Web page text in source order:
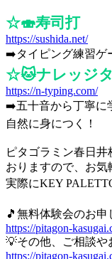
☆🍣寿司打
https://sushida.net/
➡️タイピング練習ゲ
☆🐱ナレッジ
https://n-typing.com/
➡️五十音から丁寧に
自然に身につく
ピタゴラミン春日井
おりますので、お気
実際にKEY
🎵無料体験会のお
https://pitagon-
💡その他、ご相談や
https://pitagon-